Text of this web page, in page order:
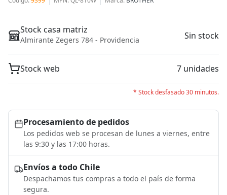
Stock casa matriz
Almirante Zegers 784 - Providencia Sin stock
Stock web 7 unidades
* Stock desfasado 30 minutos.
Procesamiento de pedidos
Los pedidos web se procesan de lunes a viernes, entre
las 9:30 y las 17:00 horas.
Envíos a todo Chile
Despachamos tus compras a todo el país de forma
segura.